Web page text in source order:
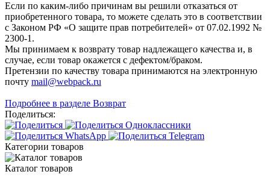
Если по каким-либо причинам вы решили отказаться от
приобретенного товара, то можете сделать это в соответствии
с Законом РФ «О защите прав потребителей» от 07.02.1992 №
2300-1.
Мы принимаем к возврату товар надлежащего качества и, в
случае, если товар окажется с дефектом/браком.
Претензии по качеству товара принимаются на электронную
почту mail@webpack.ru
Подробнее в разделе Возврат
Поделиться:
Категории товаров
Каталог товаров